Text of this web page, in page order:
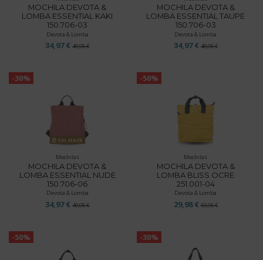
MOCHILA DEVOTA &
LOMBA ESSENTIAL KAKI
150.706-03
Devota & Lomba
34,97 €49,95 €
MOCHILA DEVOTA &
LOMBA ESSENTIAL TAUPE
150.706-03
Devota & Lomba
34,97 € 49,95 €
-30%
Sin stock
Mochilas
MOCHILA DEVOTA &
LOMBA ESSENTIAL NUDE
150.706-06
Devota & Lomba
34,97 €49,95 €
-50%
Mochilas
MOCHILA DEVOTA &
LOMBA BLISS OCRE
251.001-04
Devota & Lomba
29,98 € 59,95 €
-50% -30%